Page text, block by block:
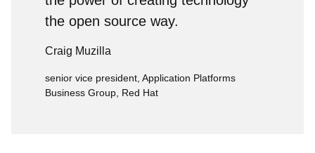
the open source way.
Craig Muzilla
senior vice president, Application Platforms
Business Group, Red Hat